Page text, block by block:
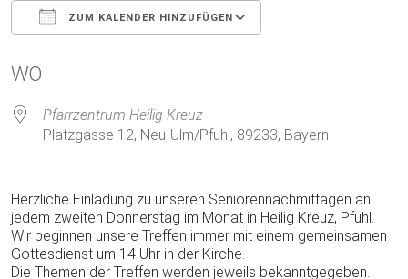
ZUM KALENDER HINZUFÜGEN
WO
Pfarrzentrum Heilig Kreuz
Platzgasse 12, Neu-Ulm/Pfuhl, 89233, Bayern
Herzliche Einladung zu unseren Seniorennachmittagen an
jedem zweiten Donnerstag im Monat in Heilig Kreuz, Pfuhl.
Wir beginnen unsere Treffen immer mit einem gemeinsamen
Gottesdienst um 14 Uhr in der Kirche.
Die Themen der Treffen werden jeweils bekanntgegeben.